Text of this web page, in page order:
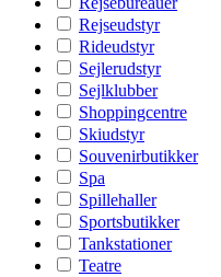
Rejseudstyr
Rideudstyr
Sejlerudstyr
Sejlklubber
Shoppingcentre
Skiudstyr
Souvenirbutikker
Spa
Spillehaller
Sportsbutikker
Tankstationer
Teatre